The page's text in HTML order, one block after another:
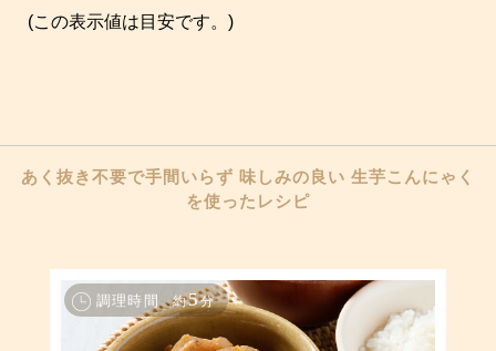
(この表示値は目安です。)
あく抜き不要で手間いらず 味しみの良い 生芋こんにゃく
を使ったレシピ
調理時間 約5分